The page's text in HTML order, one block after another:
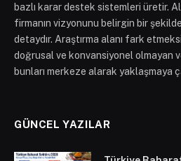
bazlı karar destek sistemleri üretir.
firmanın vizyonunu belirgin bir
detaydır. Araştırma alanı fark
doğrusal ve konvansiyonel olmayan
bunları merkeze alarak yaklaşmaya
GÜNCEL YAZILAR